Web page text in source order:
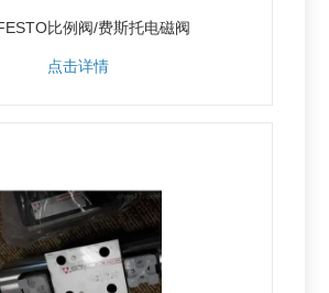
比例阀/费斯托电磁阀
点击详情